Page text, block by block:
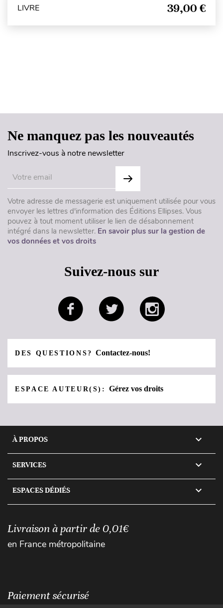
LIVRE 39,00 €
Ne manquez pas les nouveautés
Inscrivez-vous à notre newsletter
Votre adresse de messagerie est uniquement utilisée pour vous
envoyer les lettres d'information des Éditions Ellipses. Vous
pouvez à tout moment utiliser le lien de désabonnement
intégré dans la newsletter. En savoir plus sur la gestion de
vos données et vos droits
Suivez-nous sur
DES QUESTIONS?Contactez-nous!
ESPACE AUTEUR(S):Gérez vos droits
À PROPOS 
SERVICES 
ESPACES DÉDIÉS 
Livraison à partir de 0,01€
en France métropolitaine
Paiement sécurisé